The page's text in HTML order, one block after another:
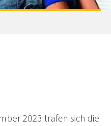
2023 trafen sich die